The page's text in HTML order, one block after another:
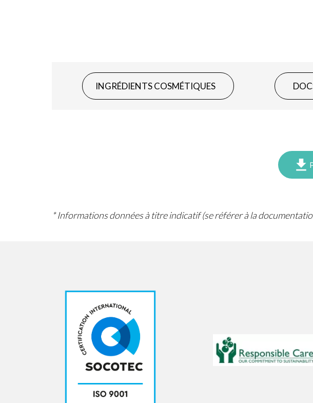
INGRÉDIENTS COSMÉTIQUES
* Informations données à titre indicatif (se référer à la